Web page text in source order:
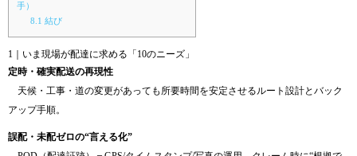
手）
8.1 結び
1｜いま現場が配達に求める「10のニーズ」
定時・確実配送の再現性
天候・工事・道の変更があっても所要時間を安定させるルート設計とバック
アップ手順。
誤配・未配ゼロの“言える化”